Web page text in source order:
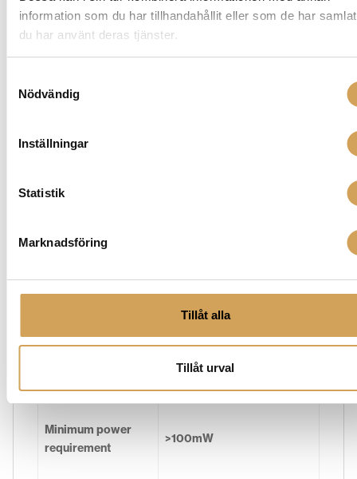
information som du har tillhandahållit eller som de har
du har använt deras tjänster.
Nödvändig
Inställningar
Statistik
Marknadsföring
Tillåt alla
Tillåt urval
Sensitivity
Minimum power
requirement
>100mW